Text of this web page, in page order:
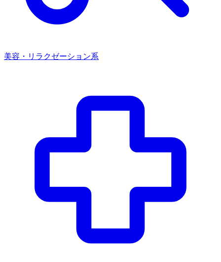
美容・リラクゼーション系